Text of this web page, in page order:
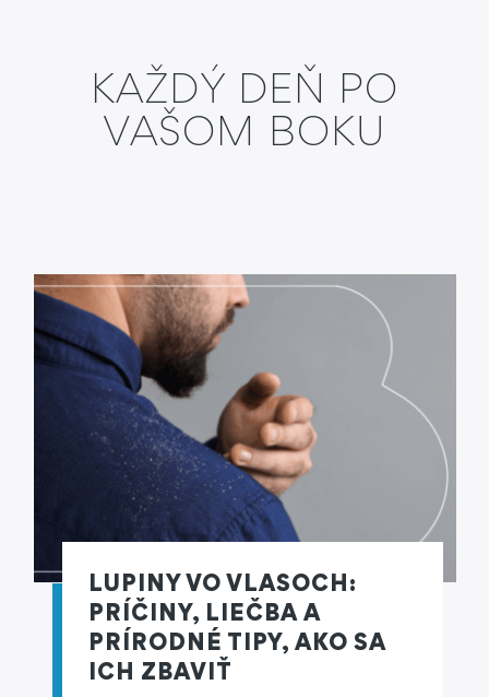
KAŽDÝ DEŇ PO
VAŠOM BOKU
LUPINY VO VLASOCH:
PRÍČINY, LIEČBA A
PRÍRODNÉ TIPY, AKO SA
ICH ZBAVIŤ